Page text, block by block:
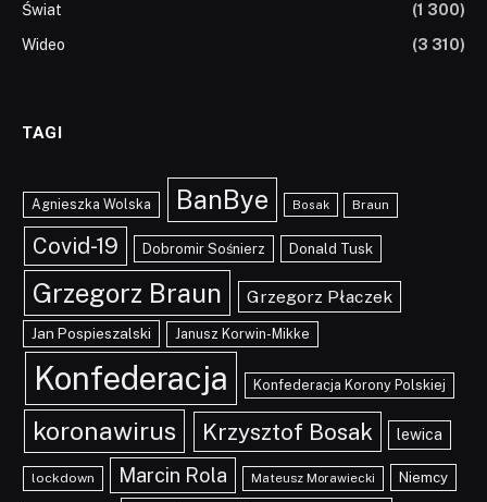
Świat
(1 300)
Wideo
(3 310)
TAGI
Agnieszka Wolska BanBye Bosak Braun
Covid-19 Dobromir Sośnierz Donald Tusk
Grzegorz Braun Grzegorz Płaczek
Jan Pospieszalski Janusz Korwin-Mikke
Konfederacja Konfederacja Korony Polskiej
koronawirus Krzysztof Bosak lewica
lockdown Marcin Rola Mateusz Morawiecki Niemcy